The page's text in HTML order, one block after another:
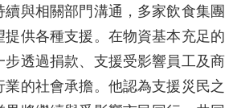
與相關部門溝通，多家飲食集團
提供各種支援。在物資基本充足的
步透過捐款、支援受影響員工及商
業的社會承擔。他認為支援災民之